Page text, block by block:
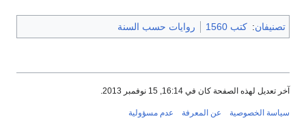
: كتب 1560 روايات حسب السنة
لهذه الصفحة كان في 16:14, 15 نوفمبر 2013.
الخصوصية عن المعرفة عدم مسؤولية